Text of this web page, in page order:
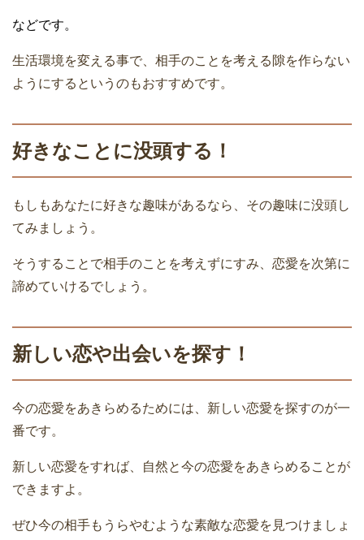
などです。
生活環境を変える事で、相手のことを考える隙を作らない
ようにするというのもおすすめです。
好きなことに没頭する！
もしもあなたに好きな趣味があるなら、その趣味に没頭し
てみましょう。
そうすることで相手のことを考えずにすみ、恋愛を次第に
諦めていけるでしょう。
新しい恋や出会いを探す！
今の恋愛をあきらめるためには、新しい恋愛を探すのが一
番です。
新しい恋愛をすれば、自然と今の恋愛をあきらめることが
できますよ。
ぜひ今の相手もうらやむような素敵な恋愛を見つけましょ